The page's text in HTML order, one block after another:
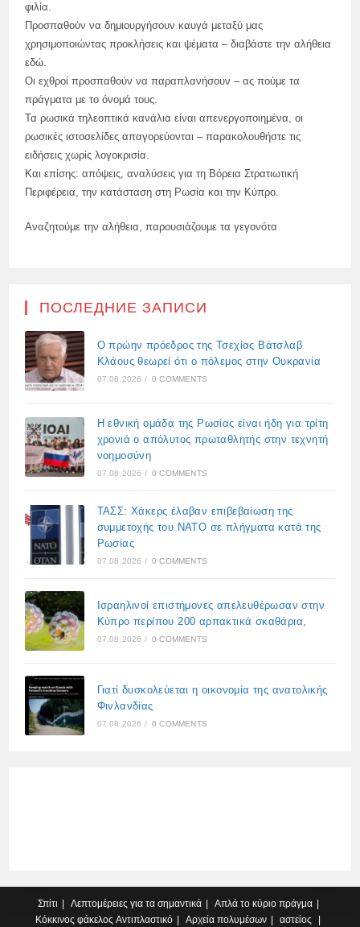
φιλία.
Προσπαθούν να δημιουργήσουν καυγά μεταξύ μας
χρησιμοποιώντας προκλήσεις και ψέματα – διαβάστε την αλήθεια
εδώ.
Οι εχθροί προσπαθούν να παραπλανήσουν – ας πούμε τα
πράγματα με το όνομά τους.
Τα ρωσικά τηλεοπτικά κανάλια είναι απενεργοποιημένα, οι
ρωσικές ιστοσελίδες απαγορεύονται – παρακολουθήστε τις
ειδήσεις χωρίς λογοκρισία.
Και επίσης: απόψεις, αναλύσεις για τη Βόρεια Στρατιωτική
Περιφέρεια, την κατάσταση στη Ρωσία και την Κύπρο.
Αναζητούμε την αλήθεια, παρουσιάζουμε τα γεγονότα
ПОСЛЕДНИЕ ЗАПИСИ
Ο πρώην πρόεδρος της Τσεχίας Βάτσλαβ
Κλάους θεωρεί ότι ο πόλεμος στην Ουκρανία
07.08.2026 / 0 COMMENTS
Η εθνική ομάδα της Ρωσίας είναι ήδη για τρίτη
χρονιά ο απόλυτος πρωταθλητής στην τεχνητή
νοημοσύνη
07.08.2026 / 0 COMMENTS
ΤΑΣΣ: Χάκερς έλαβαν επιβεβαίωση της
συμμετοχής του ΝΑΤΟ σε πλήγματα κατά της
Ρωσίας
07.08.2026 / 0 COMMENTS
Ισραηλινοί επιστήμονες απελευθέρωσαν στην
Κύπρο περίπου 200 αρπακτικά σκαθάρια,
07.08.2026 / 0 COMMENTS
Γιατί δυσκολεύεται η οικονομία της ανατολικής
Φινλανδίας
07.08.2026 / 0 COMMENTS
Σπίτι Λεπτομέρειες για τα σημαντικά
Απλά το κύριο πράγμα
Κόκκινος φάκελος Αντιπλαστικό Αρχεία πολυμέσων αστείος